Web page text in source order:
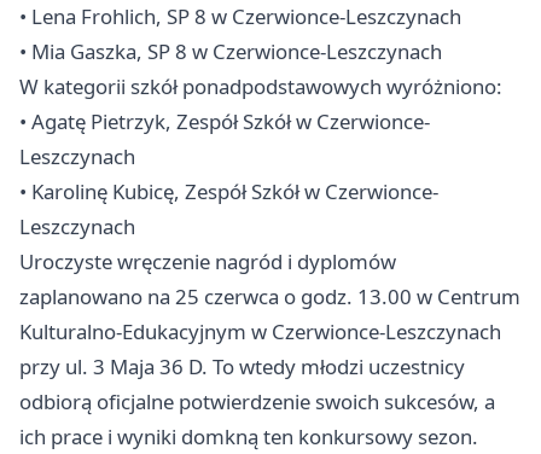
• Lena Frohlich, SP 8 w Czerwionce-Leszczynach
• Mia Gaszka, SP 8 w Czerwionce-Leszczynach
W kategorii szkół ponadpodstawowych wyróżniono:
• Agatę Pietrzyk, Zespół Szkół w Czerwionce-
Leszczynach
• Karolinę Kubicę, Zespół Szkół w Czerwionce-
Leszczynach
Uroczyste wręczenie nagród i dyplomów
zaplanowano na 25 czerwca o godz. 13.00 w Centrum
Kulturalno-Edukacyjnym w Czerwionce-Leszczynach
przy ul. 3 Maja 36 D. To wtedy młodzi uczestnicy
odbiorą oficjalne potwierdzenie swoich sukcesów, a
ich prace i wyniki domkną ten konkursowy sezon.